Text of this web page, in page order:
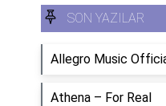
SON YAZILAR
Allegro Music
Athena – For Real